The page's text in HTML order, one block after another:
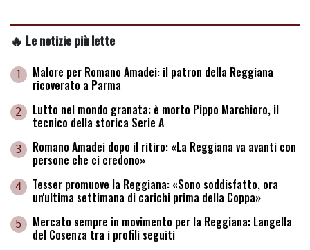
🔥 Le notizie più lette
1 Malore per Romano Amadei: il patron della Reggiana
ricoverato a Parma
2 Lutto nel mondo granata: è morto Pippo Marchioro, il
tecnico della storica Serie A
3 Romano Amadei dopo il ritiro: «La Reggiana va avanti con
persone che ci credono»
4 Tesser promuove la Reggiana: «Sono soddisfatto, ora
un'ultima settimana di carichi prima della Coppa»
5 Mercato sempre in movimento per la Reggiana: Langella
del Cosenza tra i profili seguiti